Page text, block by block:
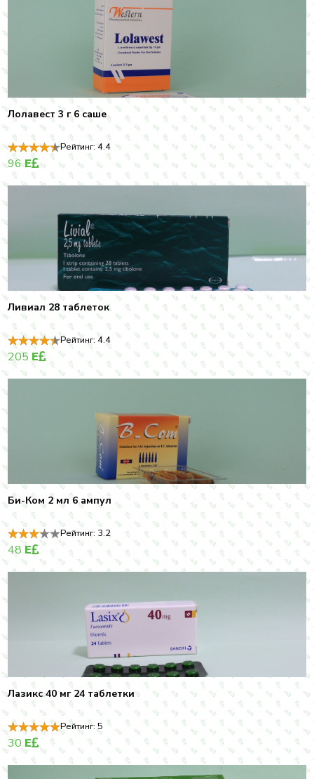
Лолавест 3 г 6 саше
Рейтинг:4.4
96E
Ливиал 28 таблеток
Рейтинг:4.4
205 E
Би-Ком 2 мл 6 ампул
Рейтинг: 3.2
48E
Лазикс 40 мг 24 таблетки
Рейтинг:5
30 E